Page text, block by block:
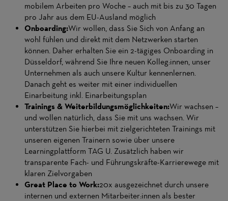
mobilem Arbeiten pro Woche – auch mit bis zu 30 Tagen
pro Jahr aus dem EU-Ausland möglich
Onboarding:Wir wollen, dass Sie Sich von Anfang an
wohl fühlen und direkt mit dem Netzwerken starten
können. Daher erhalten Sie ein 2-tägiges Onboarding in
Düsseldorf, während Sie Ihre neuen Kolleg:innen, unser
Unternehmen als auch unsere Kultur kennenlernen.
Danach geht es weiter mit einer individuellen
Einarbeitung inkl. Einarbeitungsplan
Trainings & Weiterbildungsmöglichkeiten:Wir wachsen –
und wollen natürlich, dass Sie mit uns wachsen. Wir
unterstützen Sie hierbei mit zielgerichteten Trainings mit
unseren eigenen Trainern sowie über unsere
Learningplattform TAG U. Zusätzlich haben wir
transparente Fach- und Führungskräfte-Karrierewege mit
klaren Zielvorgaben
Great Place to Work:20x ausgezeichnet durch unsere
internen und externen Mitarbeiter:innen als bester